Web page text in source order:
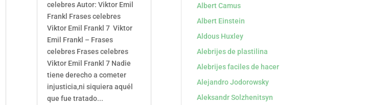
celebres Autor: Viktor Emil
Frankl Frases celebres
Viktor Emil Frankl 7 Viktor
Emil Frankl – Frases
celebres Frases celebres
Viktor Emil Frankl 7 Nadie
tiene derecho a cometer
injusticia,ni siquiera aquél
que fue tratado...
Albert Camus
Albert Einstein
Aldous Huxley
Alebrijes de plastilina
Alebrijes faciles de hacer
Alejandro Jodorowsky
Aleksandr Solzhenitsyn